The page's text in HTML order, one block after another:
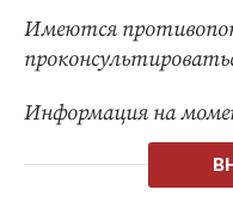
Имеются
Информация на